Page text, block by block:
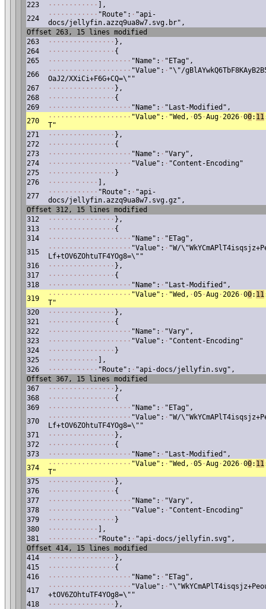
223
· · · · · · · · · · · ·
],
224
· · · · · · · · · · · · "Route": · "api-
docs/jellyfin.azzq9ua8w7.svg.br",
Offset 263, 15 lines modified
263
· · · · · · · · · · · · · · · · },
264
· · · · · · · · · · · · · · · · {
265
· · · · · · · · · · · · · · · · · · · · "Name": · "ETag",
266
· · · · · · · · · · · · · · · · · · · · "Value": · "\"/
OaJ2/XXiCi+F6G+CQ=\""
267
· · · · · · · · · · · · · · · · },
268
· · · · · · · · · · · · · · · · {
269
· · · · · · · · · · · · · · · · · · · · "Name": · "Last-Modified",
270
· · · · · · · · · · · · · · · · · · · · "Value": · "Wed, ·05 ·Aug ·2026 ·00: 11
T"
271
· · · · · · · · · · · · · · · · },
272
· · · · · · · · · · · · · · · · {
273
· · · · · · · · · · · · · · · · · · · · "Name": · "Vary",
274
· · · · · · · · · · · · · · · · · · · · "Value": · "Content-Encoding"
275
· · · · · · · · · · · · · · · · }
276
· · · · · · · · · · · ·
],
277
· · · · · · · · · · · · "Route": · "api-
docs/jellyfin.azzq9ua8w7.svg.gz",
Offset 312, 15 lines modified
312
· · · · · · · · · · · · · · · · },
313
· · · · · · · · · · · · · · · · {
314
· · · · · · · · · · · · · · · · · · · · "Name": · "ETag",
315
· · · · · · · · · · · · · · · · · · · · "Value": · "W/
Lf+tOV6ZOhtuTF4YOg8=\""
316
· · · · · · · · · · · · · · · · },
317
· · · · · · · · · · · · · · · · {
318
· · · · · · · · · · · · · · · · · · · · "Name": · "Last-Modified",
319
· · · · · · · · · · · · · · · · · · · · "Value": · "Wed, ·05 ·Aug ·2026 ·00: 11
T"
320
· · · · · · · · · · · · · · · · },
321
· · · · · · · · · · · · · · · · {
322
· · · · · · · · · · · · · · · · · · · · "Name": · "Vary",
323
· · · · · · · · · · · · · · · · · · · · "Value": · "Content-Encoding"
324
· · · · · · · · · · · · · · · · }
325
· · · · · · · · · · · ·
],
326
· · · · · · · · · · · · "Route": · "api-docs/jellyfin.svg",
Offset 367, 15 lines modified
367
· · · · · · · · · · · · · · · · },
368
· · · · · · · · · · · · · · · · {
369
· · · · · · · · · · · · · · · · · · · · "Name": · "ETag",
370
· · · · · · · · · · · · · · · · · · · · "Value": · "W/
Lf+tOV6ZOhtuTF4YOg8=\""
371
· · · · · · · · · · · · · · · · },
372
· · · · · · · · · · · · · · · · {
373
· · · · · · · · · · · · · · · · · · · · "Name": · "Last-Modified",
374
· · · · · · · · · · · · · · · · · · · · "Value": · "Wed, ·05 ·Aug ·2026 ·00: 11
T"
375
· · · · · · · · · · · · · · · · },
376
· · · · · · · · · · · · · · · · {
377
· · · · · · · · · · · · · · · · · · · · "Name": · "Vary",
378
· · · · · · · · · · · · · · · · · · · · "Value": · "Content-Encoding"
379
· · · · · · · · · · · · · · · · }
380
· · · · · · · · · · · ·
],
381
· · · · · · · · · · · · "Route": · "api-docs/jellyfin.svg",
Offset 414, 15 lines modified
414
· · · · · · · · · · · · · · · · },
415
· · · · · · · · · · · · · · · · {
416
· · · · · · · · · · · · · · · · · · · · "Name": · "ETag",
417
· · · · · · · · · · · · · · · · · · · · "Value": ·
+tOV6ZOhtuTF4YOg8=\""
418
· · · · · · · · · · · · · · · · },